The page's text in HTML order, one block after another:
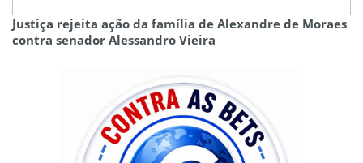
Justiça rejeita ação da família de Alexandre de Moraes
contra senador Alessandro Vieira